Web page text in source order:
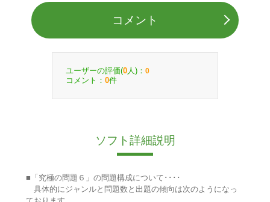
コメント
ユーザーの評価(0 人)： 0
コメント： 0件
ソフト詳細説明
■「究極の問題６」の問題構成について････
具体的にジャンルと問題数と出題の傾向は次のようになっ